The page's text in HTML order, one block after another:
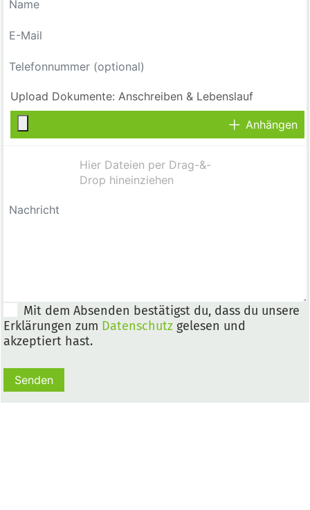
Anhängen
Mit dem Absenden bestätigst du, dass du unsere
Erklärungen zum Datenschutz gelesen und
akzeptiert hast.
Senden